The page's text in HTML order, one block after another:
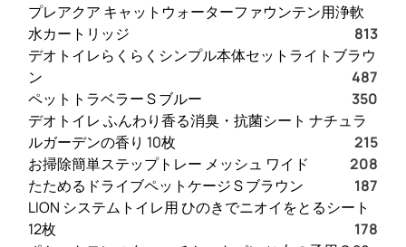
プレアクア キャットウォーターファウンテン用浄軟
水カートリッジ
813
デオトイレらくらくシンプル本体セットライトブラウ
ン
487
ペットトラベラー S ブルー
350
デオトイレ ふんわり香る消臭・抗菌シート ナチュラ
ルガーデンの香り 10枚
215
お掃除簡単ステップトレー メッシュ ワイド
208
たためるドライブペットケージ S ブラウン
187
LION システムトイレ用 ひのきでニオイをとるシート
12枚
178